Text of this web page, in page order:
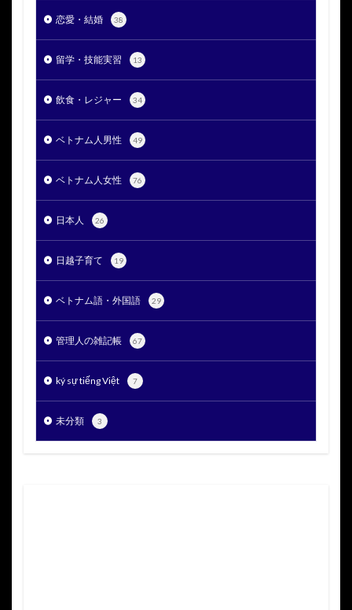
恋愛・結婚 38
留学・技能実習 13
飲食・レジャー 34
ベトナム人男性 49
ベトナム人女性 76
日本人 26
日越子育て 19
ベトナム語・外国語 29
管理人の雑記帳 67
ký sự tiếng Việt 7
未分類 3